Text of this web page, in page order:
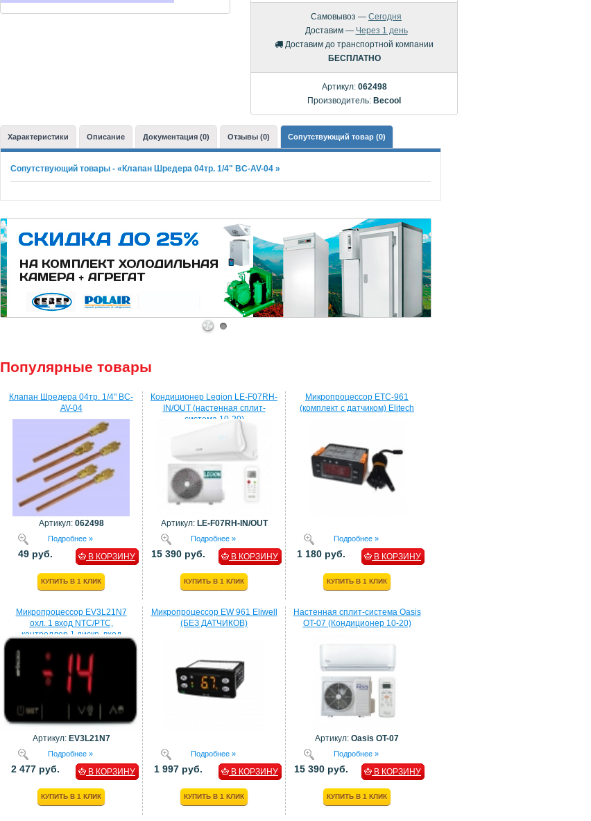
Самовывоз — Сегодня
Доставим — Через 1 день
Доставим до транспортной компании
БЕСПЛАТНО
Артикул: 062498
Производитель: Becool
Характеристики Описание Документация (0) Отзывы (0) Сопутствующий товар (0)
Сопутствующий товары - «Клапан Шредера 04тр. 1/4" BC-AV-04 »
1 2
Популярные товары
Клапан Шредера 04тр. 1/4" BC-
AV-04
Артикул: 062498
Подробнее »
49 руб. В КОРЗИНУ
КУПИТЬ В 1 КЛИК
Кондиционер Legion LE-F07RH-
IN/OUT (настенная сплит-
система 10-20)
Артикул: LE-F07RH-IN/OUT
Подробнее »
15 390 руб. В КОРЗИНУ
КУПИТЬ В 1 КЛИК
Микропроцессор ETC-961
(комплект c датчиком) Elitech
Подробнее »
1 180 руб. В КОРЗИНУ
КУПИТЬ В 1 КЛИК
Микропроцессор EV3L21N7
охл. 1 вход NTC/PTC,
контроллер 1 дискр. вход
Артикул: EV3L21N7
Подробнее »
2 477 руб. В КОРЗИНУ
КУПИТЬ В 1 КЛИК
Микропроцессор EW 961 Eliwell
(БЕЗ ДАТЧИКОВ)
Подробнее »
1 997 руб. В КОРЗИНУ
КУПИТЬ В 1 КЛИК
Настенная сплит-система Oasis
OT-07 (Кондиционер 10-20)
Артикул: Oasis OT-07
Подробнее »
15 390 руб. В КОРЗИНУ
КУПИТЬ В 1 КЛИК